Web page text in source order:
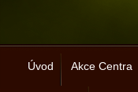
Úvod Akce Centra